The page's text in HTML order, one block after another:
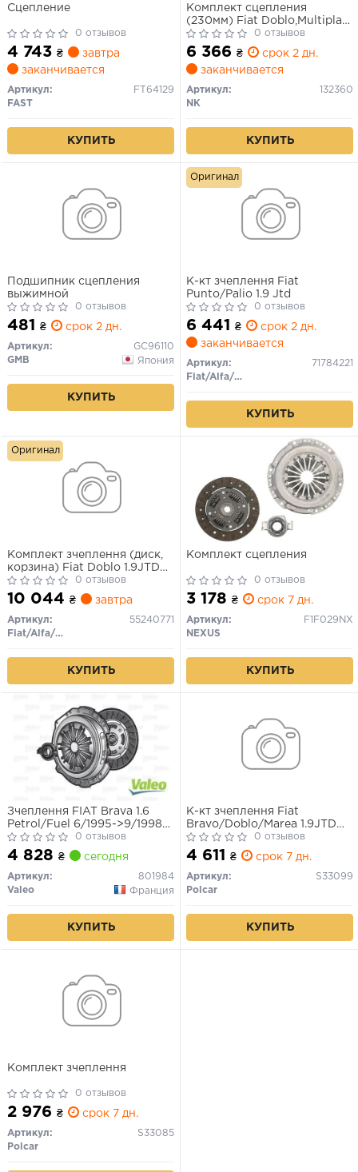
Сцепление
0 отзывов
4 743 ₴
завтра
заканчивается
Артикул:
FT64129
FAST
КУПИТЬ
Комплект сцепления
(230мм) Fiat Doblo,Multipla
1.9JTD 98 -
0 отзывов
6 366 ₴
срок 2 дн.
заканчивается
Артикул:
132360
NK
КУПИТЬ
Подшипник сцепления
выжимной
0 отзывов
481 ₴ срок 2 дн.
Артикул:
GC96110
GMB
Япония
КУПИТЬ
К-кт зчеплення Fiat
Punto/Palio 1.9 Jtd
0 отзывов
6 441 ₴
срок 2 дн.
заканчивается
Артикул:
71784221
Fiat/Alfa/Lancia
КУПИТЬ
Оригинал
Комплект зчеплення (диск,
корзина) Fiat Doblo 1.9JTD
(00-), 1.6MJTD (10-) (230mm)
(55240771) FIAT
0 отзывов
10 044 ₴ завтра
Артикул:
55240771
Fiat/Alfa/Lancia
КУПИТЬ
Оригинал
Комплект сцепления
0 отзывов
3 178 ₴ срок 7 дн.
Артикул:
F1F029NX
NEXUS
КУПИТЬ
Зчеплення FIAT Brava 1.6
Petrol/Fuel 6/1995->9/1998
(Вир-во VALEO)0 отзывов
4 828 ₴ сегодня
Артикул:
801984
Valeo
Франция
КУПИТЬ
К-кт зчеплення Fiat
Bravo/Doblo/Marea 1.9JTD
98-
0 отзывов
4 611 ₴ срок 7 дн.
Артикул:
S33099
Polcar
КУПИТЬ
Комплект зчеплення
0 отзывов
2 976 ₴ срок 7 дн.
Артикул:
S33085
Polcar